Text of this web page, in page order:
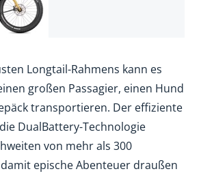
Longtail-Rahmens kann es
großen Passagier, einen Hund
transportieren. Der effiziente
DualBattery-Technologie
von mehr als 300
epische Abenteuer draußen